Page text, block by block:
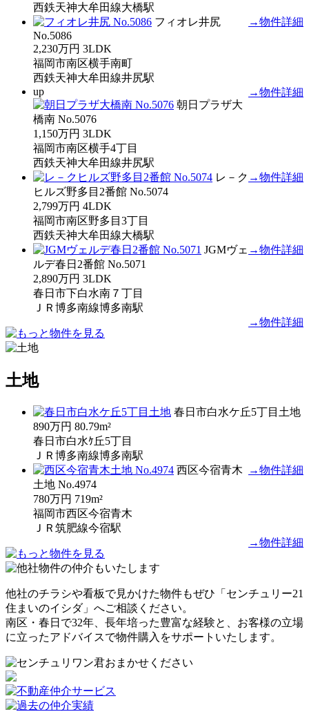
西鉄天神大牟田線大橋駅
→物件詳細
フィオレ井尻
No.5086
2,230万円 3LDK
福岡市南区横手南町
西鉄天神大牟田線井尻駅
→物件詳細
up
朝日プラザ大
橋南 No.5076
1,150万円 3LDK
福岡市南区横手4丁目
西鉄天神大牟田線井尻駅
→物件詳細
レ－ク
ヒルズ野多目2番館 No.5074
2,799万円 4LDK
福岡市南区野多目3丁目
西鉄天神大牟田線大橋駅
→物件詳細
JGMヴェ
ルデ春日2番館 No.5071
2,890万円 3LDK
春日市下白水南７丁目
ＪＲ博多南線博多南駅
→物件詳細
土地
春日市白水ケ丘5丁目土地
890万円 80.79m²
春日市白水ｹ丘5丁目
ＪＲ博多南線博多南駅
→物件詳細
西区今宿青木
土地 No.4974
780万円 719m²
福岡市西区今宿青木
ＪＲ筑肥線今宿駅
→物件詳細
他社のチラシや看板で見かけた物件もぜひ「センチュリー21
住まいのイシダ」へご相談ください。
南区・春日で32年、長年培った豊富な経験と、お客様の立場
に立ったアドバイスで物件購入をサポートいたします。